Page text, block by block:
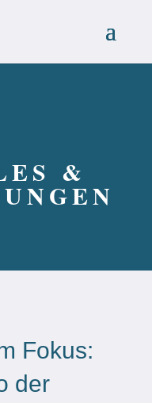
&
Fokus:
der